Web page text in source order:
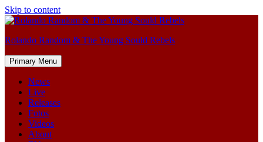
Skip to content
Rolando Random & The Young Sould Rebels
Primary Menu
News
Live
Releases
Fotos
Videos
About